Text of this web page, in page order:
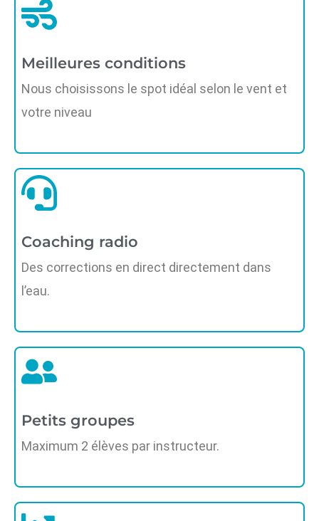
Meilleures conditions
Nous choisissons le spot idéal selon le vent et
votre niveau
Coaching radio
Des corrections en direct directement dans
l’eau.
Petits groupes
Maximum 2 élèves par instructeur.